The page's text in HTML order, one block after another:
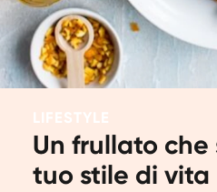
Da 3 a 5
mesi
mesi
Da 11 a 13 anni
LIFESTYLE
Un frullato
tuo stile di vita